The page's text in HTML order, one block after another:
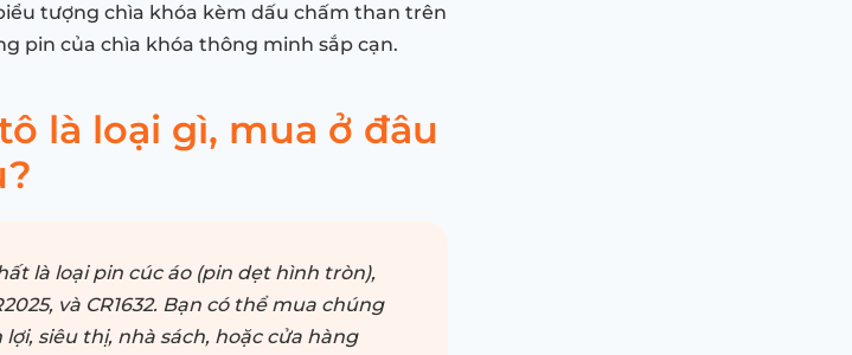
tượng chìa khóa kèm dấu chấm than trên
pin của chìa khóa thông minh sắp cạn.
là loại gì, mua ở đâu
là loại pin cúc áo (pin dẹt hình tròn),
và CR1632. Bạn có thể mua chúng
siêu thị, nhà sách, hoặc cửa hàng